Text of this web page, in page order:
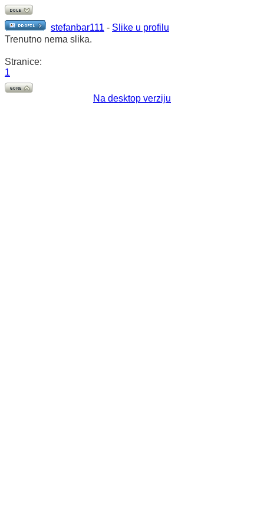
stefanbar111 - Slike u profilu
Trenutno nema slika.
Stranice:
1
Na desktop verziju